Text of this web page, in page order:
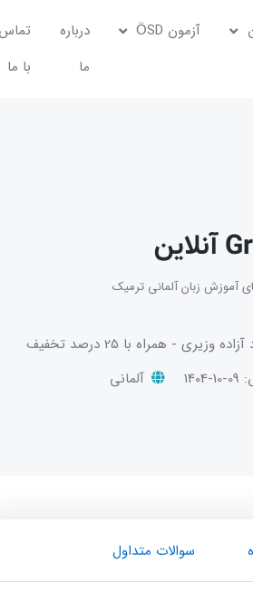
آزمون ÖSD
درباره
ما
تماس
با ما
آموزش زبان آلمانی ترمیک
1404-10-09 آلمانی
سوالات متداول